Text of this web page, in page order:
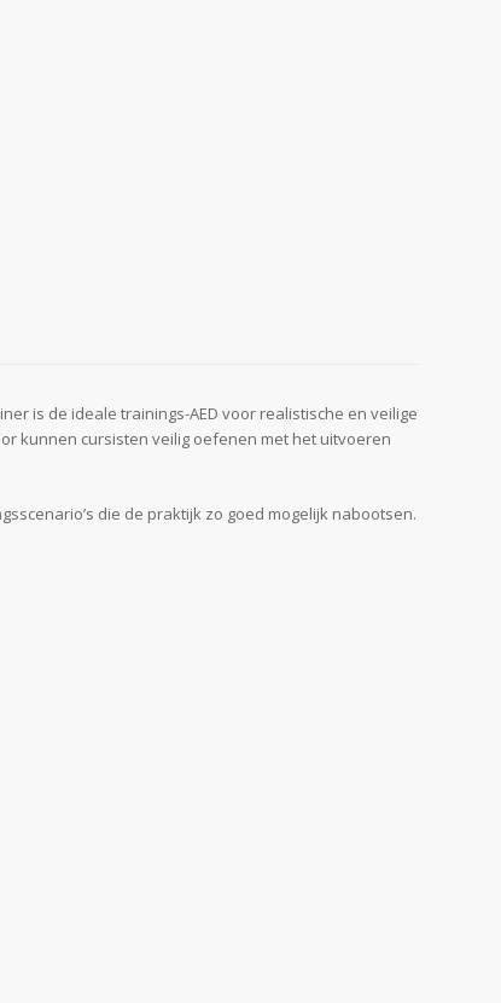
is de ideale trainings-AED voor realistische en veilige
kunnen cursisten veilig oefenen met het uitvoeren
die de praktijk zo goed mogelijk nabootsen.